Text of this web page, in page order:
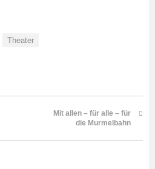
Theater
Mit allen – für alle – für
die Murmelbahn